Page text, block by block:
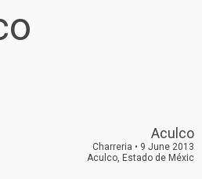
Aculco
Charreria • 9 June 2013
Aculco, Estado de Méxic